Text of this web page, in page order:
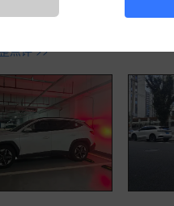
算换个空间大一点的车，兜兜
竟本人买了好几辆车了，从来
点评 >>